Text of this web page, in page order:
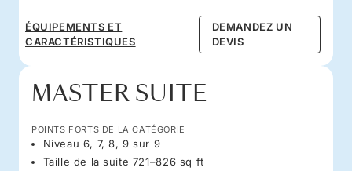
ÉQUIPEMENTS ET
CARACTÉRISTIQUES
DEMANDEZ UN
DEVIS
MASTER SUITE
POINTS FORTS DE LA CATÉGORIE
Niveau 6, 7, 8, 9 sur 9
Taille de la suite 721–826 sq ft